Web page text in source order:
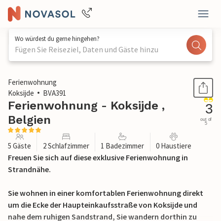
Wo würdest du gerne hingehen?
Fügen Sie Reiseziel, Daten und Gäste hinzu
1 / 21
Ferienwohnung
Koksijde
BVA391
Ferienwohnung - Koksijde ,
Belgien
3
out of
5
5 Gäste 2 Schlafzimmer 1 Badezimmer 0 Haustiere
Freuen Sie sich auf diese exklusive Ferienwohnung in
Strandnähe.
Sie wohnen in einer komfortablen Ferienwohnung direkt
um die Ecke der Haupteinkaufsstraße von Koksijde und
nahe dem ruhigen Sandstrand, Sie wandern dorthin zu